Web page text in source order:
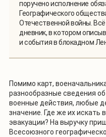
поручено исполнение
Географического
Отечественной войны.
дневник, в котором
и события в блокадном
Помимо карт,
разнообразные сведения
военные действия, любые
значение. Где же их искать
эвакуации? На выручку
Всесоюзного